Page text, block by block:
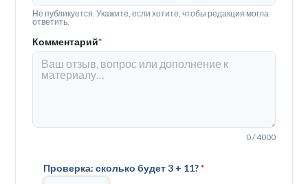
Не публикуется. Укажите, если хотите, чтобы редакция могла
ответить.
Комментарий*
0 / 4000
Проверка: сколько будет 3 + 11?*